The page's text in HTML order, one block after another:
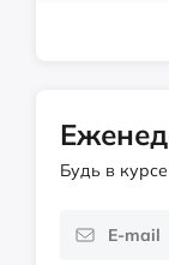
Будь в